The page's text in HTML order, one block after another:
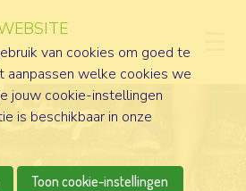
van cookies om goed te
aanpassen welke cookies we
jouw cookie-instellingen
is beschikbaar in onze
Toon cookie-instellingen